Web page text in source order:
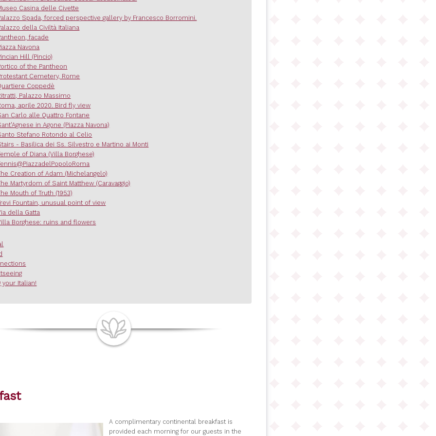
Casina delle Civette
Spada, forced perspective gallery by Francesco Borromini.
della Civiltà Italiana
facade
Navona
Hill (Pincio)
of the Pantheon
Cemetery, Rome
Coppedè
Palazzo Massimo
aprile 2020. Bird fly view
Carlo alle Quattro Fontane
in Agone (Piazza Navona)
Stefano Rotondo al Celio
- Basilica dei Ss. Silvestro e Martino ai Monti
of Diana (Villa Borghese)
Creation of Adam (Michelangelo)
Martyrdom of Saint Matthew (Caravaggio)
Mouth of Truth (1953)
Fountain, unusual point of view
della Gatta
Borghese: ruins and flowers
your Italian!
A complimentary continental breakfast is
provided each morning for our guests in the